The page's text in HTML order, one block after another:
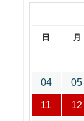
日 月
04 05
11 12